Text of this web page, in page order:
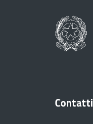
Contatti